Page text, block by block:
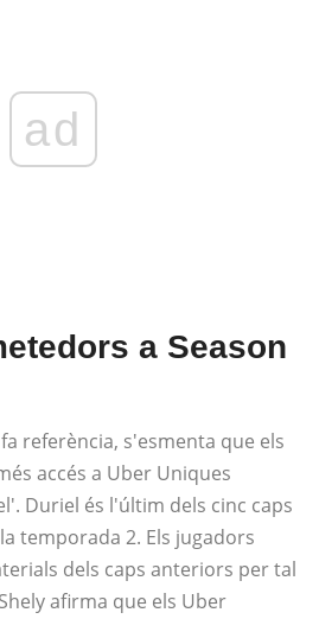
ad
a Season
referència, s'esmenta que els
accés a Uber Uniques
Duriel és l'últim dels cinc caps
temporada 2. Els jugadors
dels caps anteriors per tal
afirma que els Uber